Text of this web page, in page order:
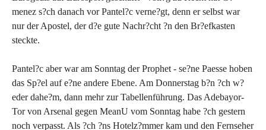
menez s?ch danach vor Pantel?c verne?gt, denn er selbst war
nur der Apostel, der d?e gute Nachr?cht ?n den Br?efkasten
steckte.
Pantel?c aber war am Sonntag der Prophet - se?ne Paesse hoben
das Sp?el auf e?ne andere Ebene. Am Donnerstag b?n ?ch w?
eder dahe?m, dann mehr zur Tabellenführung. Das Adebayor-
Tor von Arsenal gegen MeanU vom Sonntag habe ?ch gestern
noch verpasst. Als ?ch ?ns Hotelz?mmer kam und den Fernseher